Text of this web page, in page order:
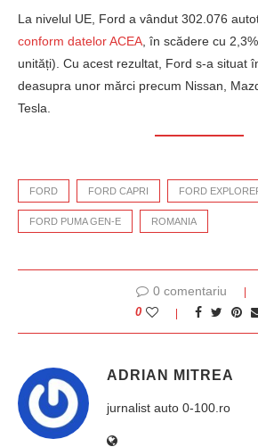
La nivelul UE, Ford a vândut 302.076
conform datelor ACEA , în scădere cu
unități). Cu acest rezultat, Ford s-a situat
deasupra unor mărci precum Nissan,
Tesla.
FORD FORD CAPRI FORD
FORD PUMA GEN-E ROMANIA
0 comentariu
0
ADRIAN MITREA
jurnalist auto 0-100.ro